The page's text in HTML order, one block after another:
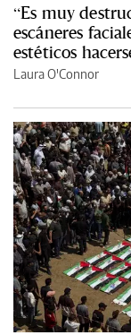
“Es muy
escáneres
estéticos
Laura O'Connor